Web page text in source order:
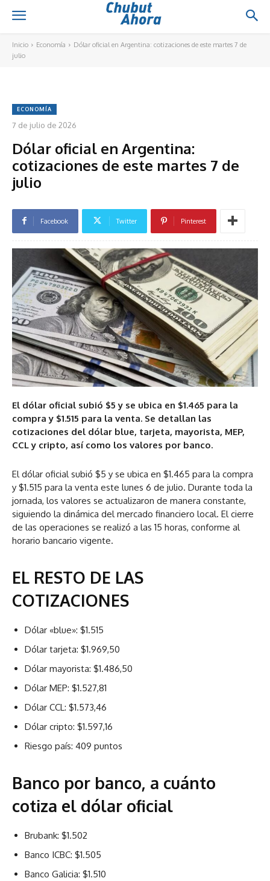
Inicio Economía
Dólar oficial en Argentina: cotizaciones de este martes 7 de
julio
ECONOMÍA
7 de julio de 2026
Dólar oficial en Argentina:
cotizaciones de este martes 7 de
julio
Facebook Twitter Pinterest
El dólar oficial subió $5 y se ubica en $1.465 para la
compra y $1.515 para la venta. Se detallan las
cotizaciones del dólar blue, tarjeta, mayorista, MEP,
CCL y cripto, así como los valores por banco.
El dólar oficial subió $5 y se ubica en $1.465 para la compra
y $1.515 para la venta este lunes 6 de julio. Durante toda la
jornada, los valores se actualizaron de manera constante,
siguiendo la dinámica del mercado financiero local. El cierre
de las operaciones se realizó a las 15 horas, conforme al
horario bancario vigente.
EL RESTO DE LAS
COTIZACIONES
Dólar «blue»: $1.515
Dólar tarjeta: $1.969,50
Dólar mayorista: $1.486,50
Dólar MEP: $1.527,81
Dólar CCL: $1.573,46
Dólar cripto: $1.597,16
Riesgo país: 409 puntos
Banco por banco, a cuánto
cotiza el dólar oficial
Brubank: $1.502
Banco ICBC: $1.505
Banco Galicia: $1.510